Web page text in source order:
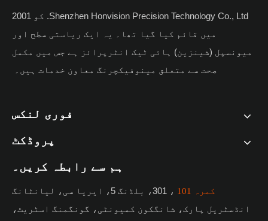
Shenzhen Honvision Precision Technology Co., Ltd. کو 2001
میں قائم کیا گیا تھا۔ یہ ایک ریاستی سطح اور
میونسپل (شینزین) ہائی ٹیک انٹرپرائز ہے جس میں مکمل
صحت سے متعلق مینوفیکچرنگ معاون خدمات ہیں۔
فوری لنکس
پروڈکٹ
ہم سے رابطہ کریں۔
کمرہ 101
، 301، بلڈنگ 5، ایریا سی، لیانٹانگ
انڈسٹریل پارک، شانگکون کمیونٹی، گونگمنگ اسٹریٹ،